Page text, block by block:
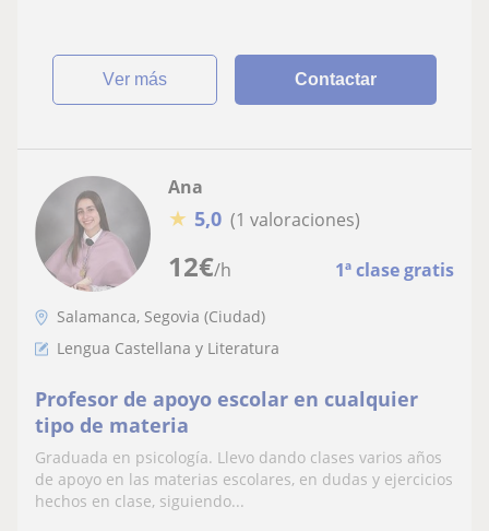
ver más Contactar
12€/h 1ª clase gratis
Ana
★ 5,0 (1 valoraciones)
Salamanca, Segovia (Ciudad)
Lengua Castellana y Literatura
Profesor de apoyo escolar en cualquier
tipo de materia
Graduada en psicología. Llevo dando clases varios años
de apoyo en las materias escolares, en dudas y ejercicios
hechos en clase, siguiendo...